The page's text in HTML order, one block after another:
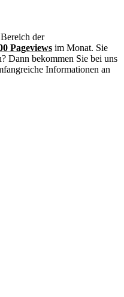
der
Pageviews im Monat. Sie
Dann bekommen Sie bei uns
Informationen an